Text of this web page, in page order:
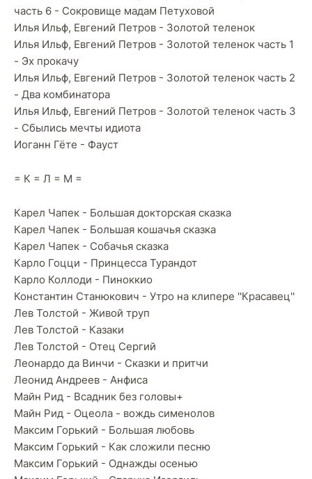
часть 6 - Сокровище мадам Петуховой
Илья Ильф, Евгений Петров - Золотой теленок
Илья Ильф, Евгений Петров - Золотой теленок часть 1
- Эх прокачу
Илья Ильф, Евгений Петров - Золотой теленок часть 2
- Два комбинатора
Илья Ильф, Евгений Петров - Золотой теленок часть 3
- Сбылись мечты идиота
Иоганн Гёте - Фауст
= К = Л = М =
Карел Чапек - Большая докторская сказка
Карел Чапек - Большая кошачья сказка
Карел Чапек - Собачья сказка
Карло Гоцци - Принцесса Турандот
Карло Коллоди - Пиноккио
Константин Станюкович - Утро на клипере ''Красавец''
Лев Толстой - Живой труп
Лев Толстой - Казаки
Лев Толстой - Отец Сергий
Леонардо да Винчи - Сказки и притчи
Леонид Андреев - Анфиса
Майн Рид - Всадник без головы+
Майн Рид - Оцеола - вождь сименолов
Максим Горький - Большая любовь
Максим Горький - Как сложили песню
Максим Горький - Однажды осенью